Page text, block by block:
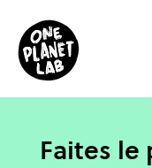
Faites le